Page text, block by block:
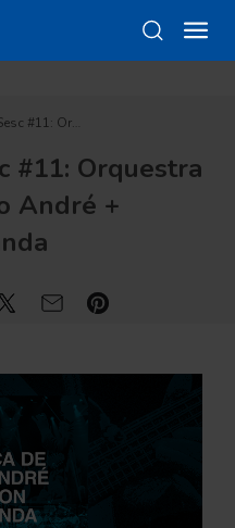
#11: Or…
#11: Orquestra
André +